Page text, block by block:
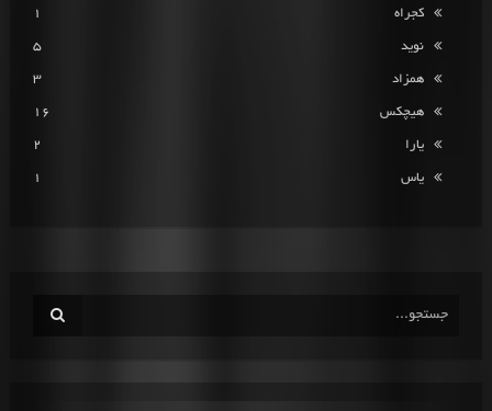
کجراه 1
نوید 5
همزاد 3
هیچکس 16
یارا 2
یاس 1